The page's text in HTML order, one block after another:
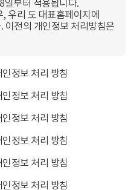
일부터 적용됩니다.
우리 도 대표홈페이지에
이전의 개인정보 처리방침은
정보 처리 방침
정보 처리 방침
정보 처리 방침
정보 처리 방침
정보 처리 방침
정보 처리 방침